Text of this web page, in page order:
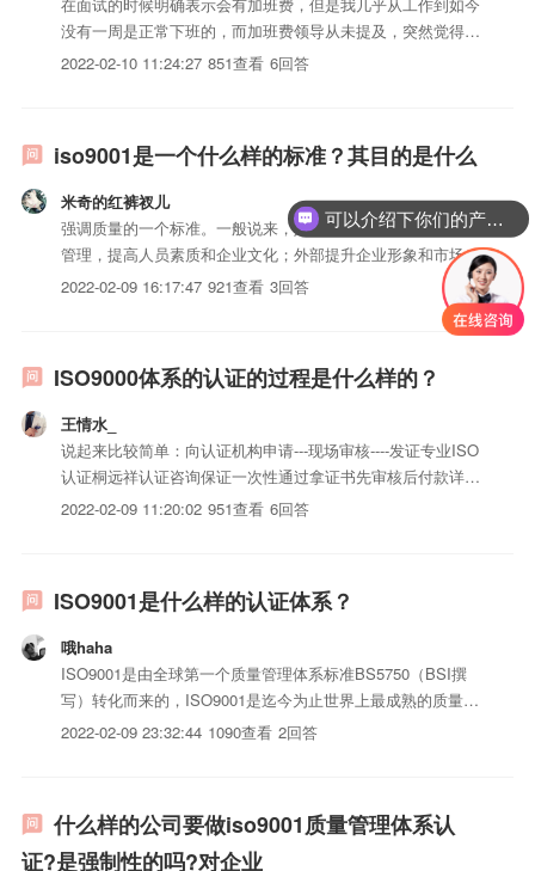
没有一周是正常下班的，而加班费领导从未提及，突然觉得公
司太不守了。
2022-02-10 11:24:27 851查看 6回答
iso9001是一个什么样的标准？其目的是什么
米奇的红裤衩儿
强调质量的一个标准。一般说来，好处分内外部：内部可强化
管理，提高人员素质和企业文化；外部提升企业形象和市场份
额。具体内容如下：一．强化品质管理，提高企业效益；增强
客户信心，扩大市场份额二．获得了国际贸易绿卡----“通行
证”，消除了国际贸易壁垒三．节省了第二方审核的精力和费
2022-02-09 16:17:47 921查看 3回答
ISO9000体系的认证的过程是什么样的？
王情水_
说起来比较简单：向认证机构申请---现场审核----发证专业ISO
认证桐远祥认证咨询保证一次性通过拿证书先审核后付款详见
我的百度空间
2022-02-09 11:20:02 951查看 6回答
ISO9001是什么样的认证体系？
哦haha
ISO9001是由全球第一个质量管理体系标准BS5750（BSI撰
写）转化而来的，ISO9001是迄今为止世界上最成熟的质量框
架，全球有161个国家/地区的超过75万家组织正在使用这一框
2022-02-09 23:32:44 1090查看 2回答
什么样的公司要做iso9001质量管理体系认
证?是强制性的吗?对企业
可以介绍下你们的产品么？